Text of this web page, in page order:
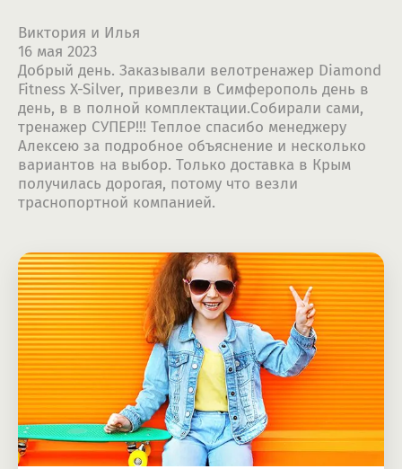
Виктория и Илья
16 мая 2023
Добрый день. Заказывали велотренажер Diamond
Fitness X-Silver, привезли в Симферополь день в
день, в в полной комплектации.Собирали сами,
тренажер СУПЕР!!! Теплое спасибо менеджеру
Алексею за подробное объяснение и несколько
вариантов на выбор. Только доставка в Крым
получилась дорогая, потому что везли
траснопортной компанией.